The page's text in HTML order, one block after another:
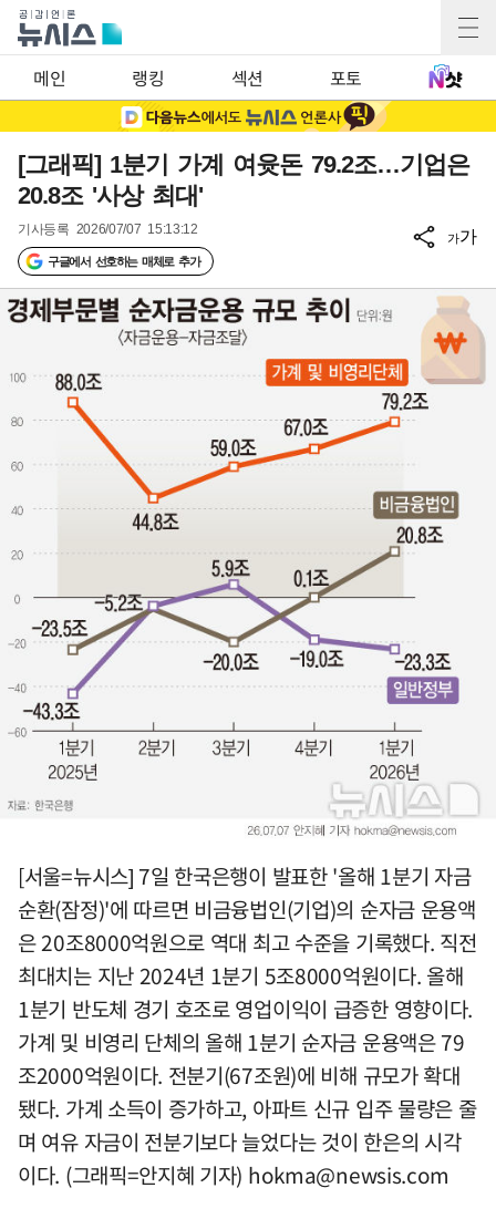
메인 랭킹 섹션 포토
[그래픽] 1분기 가계 여윳돈 79.2조…기업은
20.8조 '사상 최대'
기사등록 2026/07/07 15:13:12
구글에서 선호하는 매체로 추가
가가
[서울=뉴시스] 7일 한국은행이 발표한 '올해 1분기 자금
순환(잠정)'에 따르면 비금융법인(기업)의 순자금 운용액
은 20조8000억원으로 역대 최고 수준을 기록했다. 직전
최대치는 지난 2024년 1분기 5조8000억원이다. 올해
1분기 반도체 경기 호조로 영업이익이 급증한 영향이다.
가계 및 비영리 단체의 올해 1분기 순자금 운용액은 79
조2000억원이다. 전분기(67조원)에 비해 규모가 확대
됐다. 가계 소득이 증가하고, 아파트 신규 입주 물량은 줄
며 여유 자금이 전분기보다 늘었다는 것이 한은의 시각
이다. (그래픽=안지혜 기자) hokma@newsis.com